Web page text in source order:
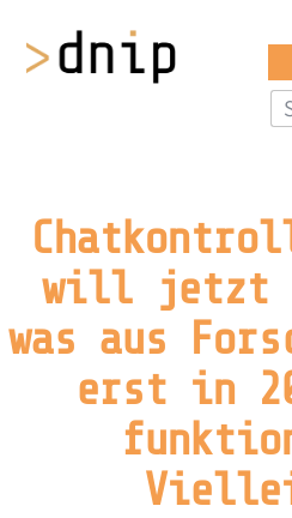
will jetzt
was aus
erst in